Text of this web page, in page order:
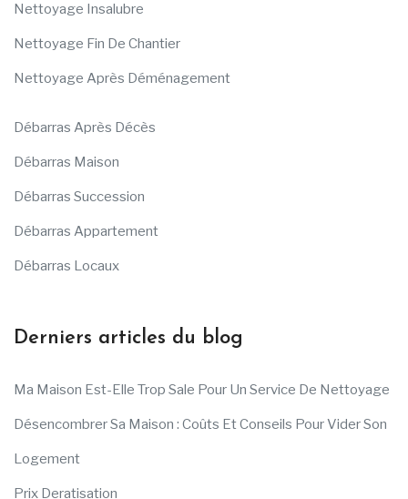
Nettoyage Insalubre
Nettoyage Fin De Chantier
Nettoyage Après Déménagement
Débarras Après Décès
Débarras Maison
Débarras Succession
Débarras Appartement
Débarras Locaux
Derniers articles du blog
Ma Maison Est-Elle Trop Sale Pour Un Service De Nettoyage
Désencombrer Sa Maison : Coûts Et Conseils Pour Vider Son
Logement
Prix Deratisation